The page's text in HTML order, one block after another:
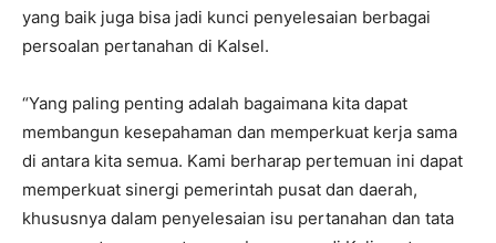
I WANT IN
yang baik juga bisa jadi kunci penyelesaian berbagai
persoalan pertanahan di Kalsel.
“Yang paling penting adalah bagaimana kita dapat
membangun kesepahaman dan memperkuat kerja sama
di antara kita semua. Kami berharap pertemuan ini dapat
memperkuat sinergi pemerintah pusat dan daerah,
khususnya dalam penyelesaian isu pertanahan dan tata